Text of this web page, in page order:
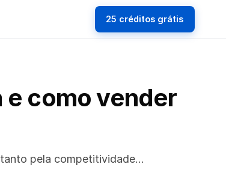
25 créditos grátis
e como vender
pela competitividade…